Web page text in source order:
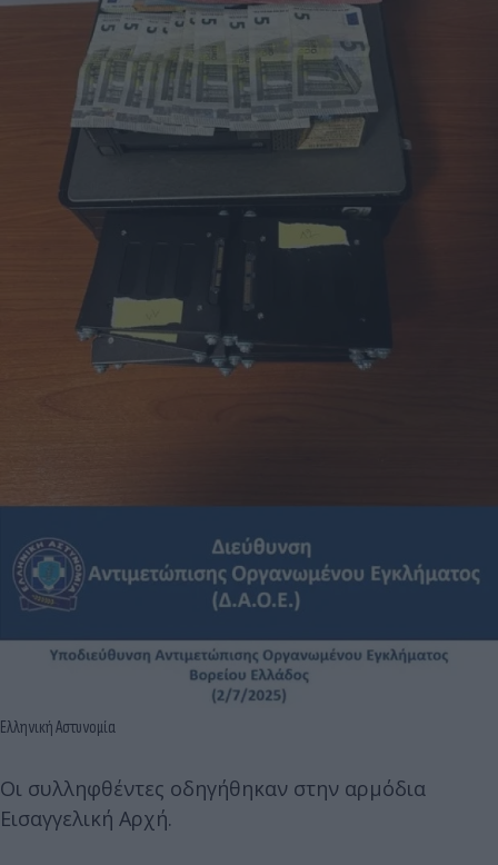
Ελληνική Αστυνομία
Οι συλληφθέντες οδηγήθηκαν στην αρμόδια
Εισαγγελική Αρχή.